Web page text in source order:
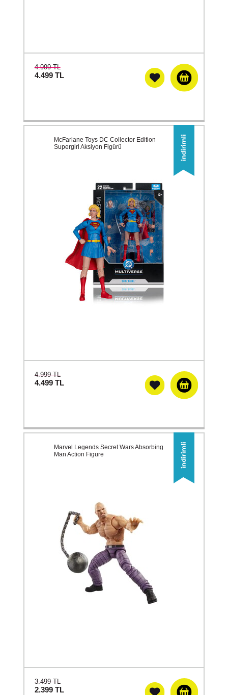
4.999 TL
4.499 TL
McFarlane Toys DC Collector Edition
Supergirl Aksiyon Figürü
4.999 TL
4.499 TL
Marvel Legends Secret Wars Absorbing
Man Action Figure
3.499 TL
2.399 TL